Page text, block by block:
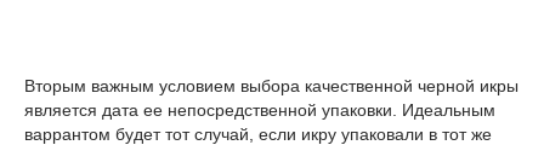
Вторым важным условием выбора качественной черной икры
является дата ее непосредственной упаковки. Идеальным
варрантом будет тот случай, если икру упаковали в тот же